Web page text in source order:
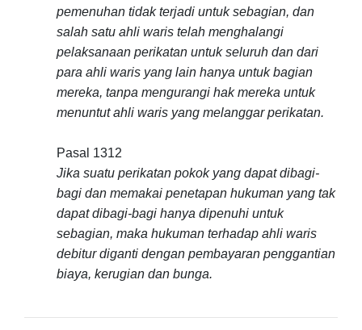
pemenuhan tidak terjadi untuk sebagian, dan
salah satu ahli waris telah menghalangi
pelaksanaan perikatan untuk seluruh dan dari
para ahli waris yang lain hanya untuk bagian
mereka, tanpa mengurangi hak mereka untuk
menuntut ahli waris yang melanggar perikatan.
Pasal 1312
Jika suatu perikatan pokok yang dapat dibagi-
bagi dan memakai penetapan hukuman yang tak
dapat dibagi-bagi hanya dipenuhi untuk
sebagian, maka hukuman terhadap ahli waris
debitur diganti dengan pembayaran penggantian
biaya, kerugian dan bunga.